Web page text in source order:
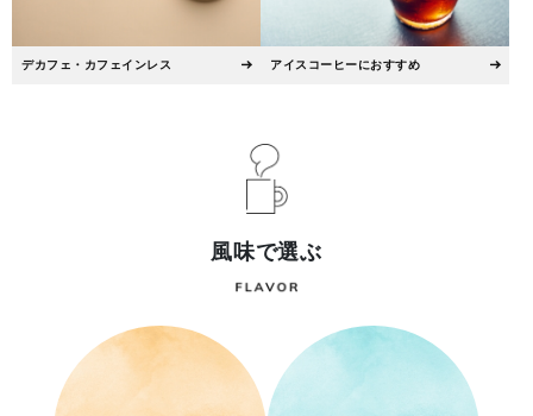
デカフェ・カフェインレス アイスコーヒーにおすすめ
風味で選ぶ